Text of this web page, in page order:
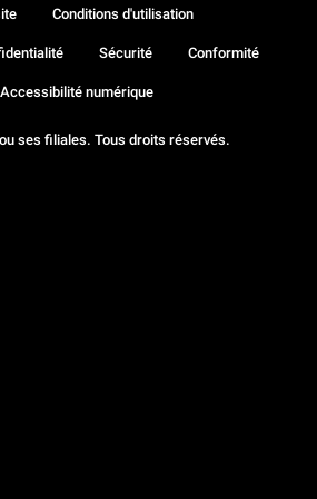
ses filiales. Tous droits réservés.
Conditions d'utilisation
Sécurité Conformité
Accessibilité numérique